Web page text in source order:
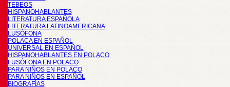
TEBEOS
HISPANOHABLANTES
LITERATURA ESPAÑOLA
LITERATURA LATINOAMERICANA
LUSÓFONA
POLACA EN ESPAÑOL
UNIVERSAL EN ESPAÑOL
HISPANOHABLANTES EN POLACO
LUSÓFONA EN POLACO
PARA NIÑOS EN POLACO
PARA NIÑOS EN ESPAÑOL
BIOGRAFÍAS